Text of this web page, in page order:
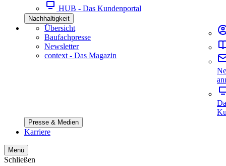
HUB - Das Kundenportal
Nachhaltigkeit
Übersicht
Baufachpresse
Newsletter
context - Das Magazin
Presse & Medien
Karriere
Menü
Schließen